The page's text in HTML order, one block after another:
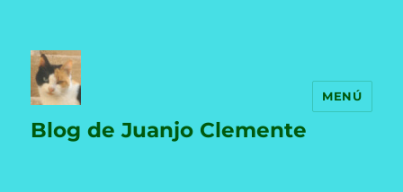
Blog de Juanjo Clemente
MENÚ